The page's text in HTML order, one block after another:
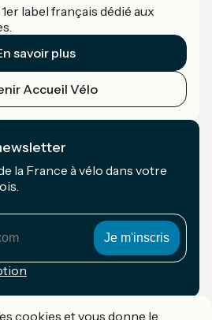
label français dédié aux
savoir plus
Accueil Vélo
la France à vélo dans votre
cookies et vous donne le